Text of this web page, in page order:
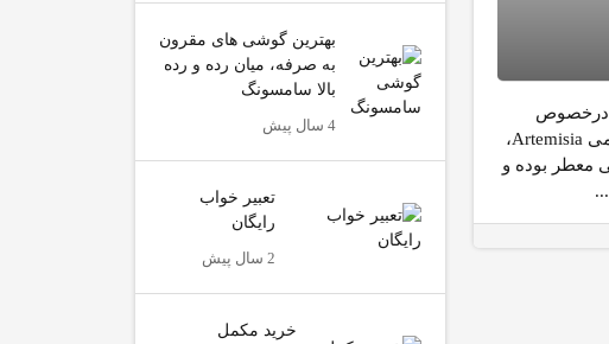
درخصوص
خصویات گیاه شناسی گیاه دارویی درمنه عنوان کرد درمنه با نام علمی Artemisia،
معطر بوده و
بهترین گوشی های مقرون
به صرفه، میان رده و رده
بالا سامسونگ
4 سال پیش
تعبیر خواب
رایگان
2 سال پیش
خرید مکمل